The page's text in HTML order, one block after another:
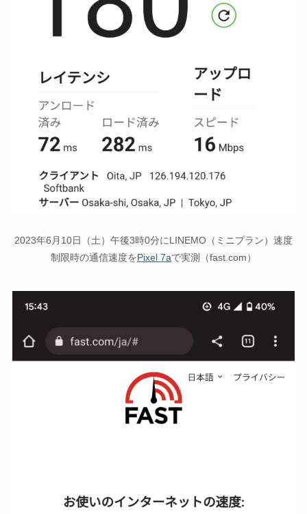
2023年6月10日（土）午後3時0分にLINEMO（ミニプラン）速度
制限時の通信速度をPixel 7aで実測（fast.com）